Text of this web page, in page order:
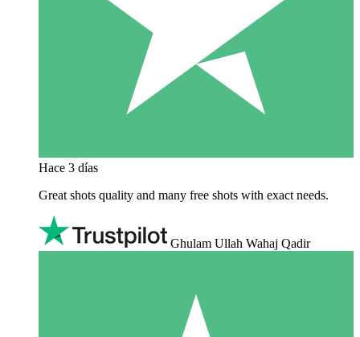
Hace 3 días
Great shots quality and many free shots with exact needs.
Ghulam Ullah Wahaj Qadir